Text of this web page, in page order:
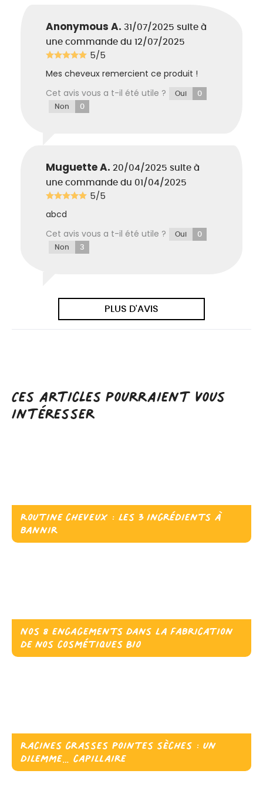
Anonymous A.31/07/2025 suite à
une commande du 12/07/2025
5/5
Mes cheveux remercient ce produit !
Cet avis vous a t-il été utile ?
Oui 0
Non 0
Muguette A.20/04/2025 suite à
une commande du 01/04/2025
5/5
abcd
Cet avis vous a t-il été utile ?
Oui 0
Non 3
PLUS D'AVIS
Ces articles pourraient vous
intéresser
Routine cheveux : les 3 ingrédients à
bannir
Nos 8 engagements dans la fabrication
de nos cosmétiques BIO
Racines grasses pointes sèches : un
dilemme… capillaire